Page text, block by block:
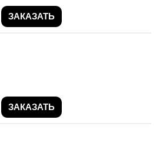
ЗАКАЗАТЬ
ЗАКАЗАТЬ